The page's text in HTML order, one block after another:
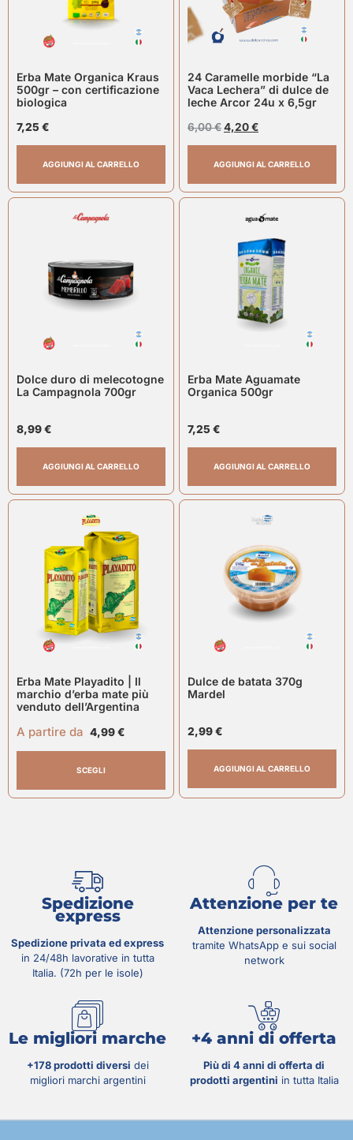
Erba Mate Organica Kraus
500gr – con certificazione
biologica
7,25 €
AGGIUNGI AL CARRELLO
24 Caramelle morbide “La
Vaca Lechera” di dulce de
leche Arcor 24u x 6,5gr
6,00€4,20€
AGGIUNGI AL CARRELLO
Dolce duro di melecotogne
La Campagnola 700gr
8,99€
AGGIUNGI AL CARRELLO
Erba Mate Aguamate
Organica 500gr
7,25 €
AGGIUNGI AL CARRELLO
Erba Mate Playadito | Il
marchio d’erba mate più
venduto dell’Argentina
A partire da 4,99€
SCEGLI
Dulce de batata 370g
Mardel
2,99€
AGGIUNGI AL CARRELLO
Spedizione
express
Spedizione privata ed express
in 24/48h lavorative in tutta
Italia. (72h per le isole)
Attenzione per te
Attenzione personalizzata
tramite WhatsApp e sui social
network
Le migliori marche
+178 prodotti diversi dei
migliori marchi argentini
+4 anni di offerta
Più di 4 anni di offerta di
prodotti argentini in tutta Italia